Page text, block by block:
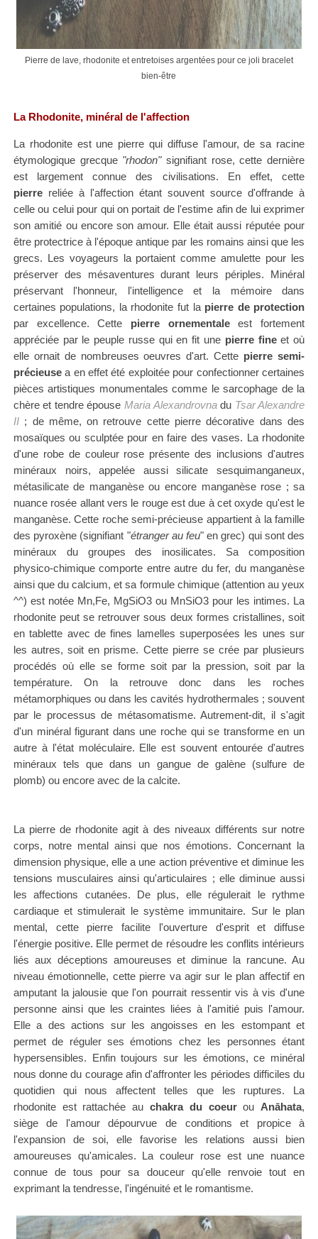
Pierre de lave, rhodonite et entretoises argentées pour ce joli bracelet
bien-être
La Rhodonite, minéral de l'affection
La rhodonite est une pierre qui diffuse l'amour, de sa racine
étymologique grecque "rhodon"signifiant rose, cette dernière
est largement connue des civilisations. En effet, cette
pierre reliée à l'affection étant souvent source d'offrande à
celle ou celui pour qui on portait de l'estime afin de lui exprimer
son amitié ou encore son amour. Elle était aussi réputée pour
être protectrice à l'époque antique par les romains ainsi que les
grecs. Les voyageurs la portaient comme amulette pour les
préserver des mésaventures durant leurs périples. Minéral
préservant l'honneur, l'intelligence et la mémoire dans
certaines populations, la rhodonite fut la pierre de protection
par excellence. Cette pierre ornementaleest fortement
appréciée par le peuple russe qui en fit une pierre fineet où
elle ornait de nombreuses oeuvres d'art. Cette pierre semi-
précieusea en effet été exploitée pour confectionner certaines
pièces artistiques monumentales comme le sarcophage de la
chère et tendre épouse Maria Alexandrovnadu Tsar Alexandre
II ; de même, on retrouve cette pierre décorative dans des
mosaïques ou sculptée pour en faire des vases. La rhodonite
d'une robe de couleur rose présente des inclusions d'autres
minéraux noirs, appelée aussi silicate sesquimanganeux,
métasilicate de manganèse ou encore manganèse rose ; sa
nuance rosée allant vers le rouge est due à cet oxyde qu'est le
manganèse. Cette roche semi-précieuse appartient à la famille
des pyroxène (signifiant "étranger au feu" en grec) qui sont des
minéraux du groupes des inosilicates. Sa composition
physico-chimique comporte entre autre du fer, du manganèse
ainsi que du calcium, et sa formule chimique (attention au yeux
^^) est notée Mn,Fe, MgSiO3 ou MnSiO3 pour les intimes. La
rhodonite peut se retrouver sous deux formes cristallines, soit
en tablette avec de fines lamelles superposées les unes sur
les autres, soit en prisme. Cette pierre se crée par plusieurs
procédés où elle se forme soit par la pression, soit par la
température. On la retrouve donc dans les roches
métamorphiques ou dans les cavités hydrothermales ; souvent
par le processus de métasomatisme. Autrement-dit, il s'agit
d'un minéral figurant dans une roche qui se transforme en un
autre à l'état moléculaire. Elle est souvent entourée d'autres
minéraux tels que dans un gangue de galène (sulfure de
plomb) ou encore avec de la calcite.
La pierre de rhodonite agit à des niveaux différents sur notre
corps, notre mental ainsi que nos émotions. Concernant la
dimension physique, elle a une action préventive et diminue les
tensions musculaires ainsi qu'articulaires ; elle diminue aussi
les affections cutanées. De plus, elle régulerait le rythme
cardiaque et stimulerait le système immunitaire. Sur le plan
mental, cette pierre facilite l'ouverture d'esprit et diffuse
l'énergie positive. Elle permet de résoudre les conflits intérieurs
liés aux déceptions amoureuses et diminue la rancune. Au
niveau émotionnelle, cette pierre va agir sur le plan affectif en
amputant la jalousie que l'on pourrait ressentir vis à vis d'une
personne ainsi que les craintes liées à l'amitié puis l'amour.
Elle a des actions sur les angoisses en les estompant et
permet de réguler ses émotions chez les personnes étant
hypersensibles. Enfin toujours sur les émotions, ce minéral
nous donne du courage afin d'affronter les périodes difficiles du
quotidien qui nous affectent telles que les ruptures. La
rhodonite est rattachée au chakra du coeurou Anāhata,
siège de l'amour dépourvue de conditions et propice à
l'expansion de soi, elle favorise les relations aussi bien
amoureuses qu'amicales. La couleur rose est une nuance
connue de tous pour sa douceur qu'elle renvoie tout en
exprimant la tendresse, l'ingénuité et le romantisme.